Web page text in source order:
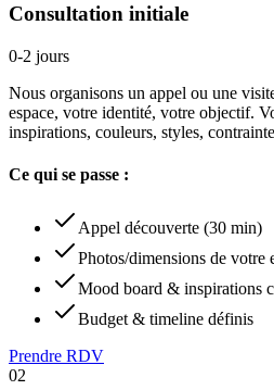
Consultation initiale
0-2 jours
Nous organisons un appel ou une
espace, votre identité, votre objectif.
inspirations, couleurs, styles,
Ce qui se passe :
Appel découverte (30 min)
Photos/dimensions de votre
Mood board & inspirations
Budget & timeline définis
Prendre RDV
02